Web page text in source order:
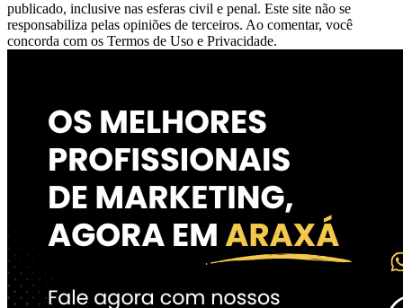
publicado, inclusive nas esferas civil e penal. Este site não se
responsabiliza pelas opiniões de terceiros. Ao comentar, você
concorda com os Termos de Uso e Privacidade.